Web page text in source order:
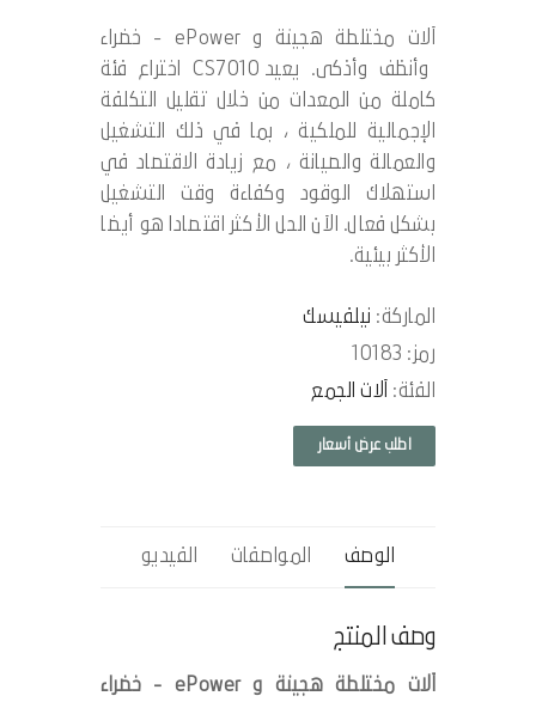
آلات مختلطة هجينة و ePower - خضراء
وأنظف وأذكى. يعيد CS7010 اختراع فئة
كاملة من المعدات من خلال تقليل التكلفة
الإجمالية للملكية ، بما في ذلك التشغيل
والعمالة والصيانة ، مع زيادة الاقتصاد في
استهلاك الوقود وكفاءة وقت التشغيل
بشكل فعال. الآن الحل الأكثر اقتصادا هو أيضا
الأكثر بيئية.
الماركة: نيلفيسك
رمز: 10183
الفئة: آلات الجمع
اطلب عرض أسعار
الوصف المواصفات الفيديو
وصف المنتج
آلات مختلطة هجينة و ePower - خضراء